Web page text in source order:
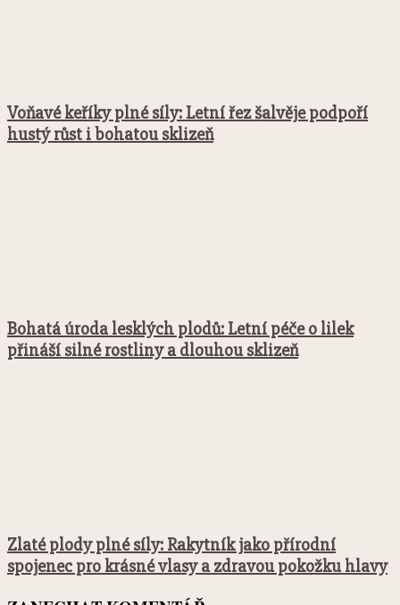
Voňavé keříky plné síly: Letní řez šalvěje podpoří
hustý růst i bohatou sklizeň
Bohatá úroda lesklých plodů: Letní péče o lilek
přináší silné rostliny a dlouhou sklizeň
Zlaté plody plné síly: Rakytník jako přírodní
spojenec pro krásné vlasy a zdravou pokožku hlavy